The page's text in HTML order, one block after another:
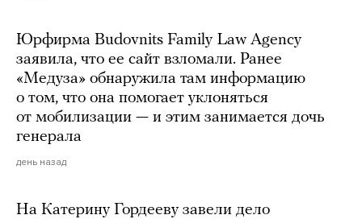
Юрфирма Budovnits Family Law Agency
заявила, что ее сайт взломали. Ранее
«Медуза» обнаружила там информацию
о том, что она помогает уклоняться
от мобилизации — и этим занимается дочь
генерала
день назад
На Катерину Гордееву завели дело